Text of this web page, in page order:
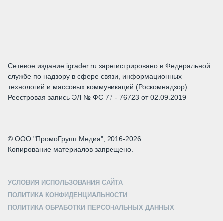
Сетевое издание igrader.ru зарегистрировано в Федеральной
службе по надзору в сфере связи, информационных
технологий и массовых коммуникаций (Роскомнадзор).
Реестровая запись ЭЛ № ФС 77 - 76723 от 02.09.2019
© ООО "ПромоГрупп Медиа", 2016-2026
Копирование материалов запрещено.
УСЛОВИЯ ИСПОЛЬЗОВАНИЯ САЙТА
ПОЛИТИКА КОНФИДЕНЦИАЛЬНОСТИ
ПОЛИТИКА ОБРАБОТКИ ПЕРСОНАЛЬНЫХ ДАННЫХ